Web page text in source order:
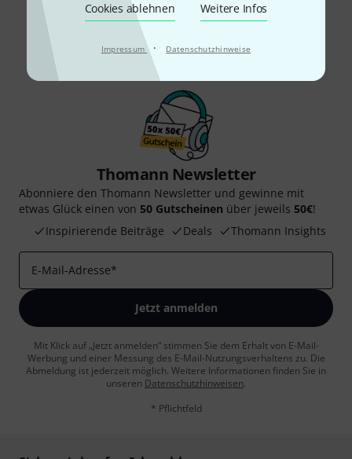
Cookies ablehnen Weitere Infos
Impressum · Datenschutzhinweise
Teilen Hilfe & Feedback
Thomann Newsletter
Abonniere den Thomann Newsletter und gewinne mit
etwas Glück einen von 50 Gutscheinen über jeweils 50€!
Inspirierende Beiträge
Deals Thomann Insights
E-Mail-Adresse*
Jetzt anmelden
Mit Klick auf „Jetzt anmelden“ stimmen Sie dem Erhalt von E-Mail-
Werbung und einer Messung des E-Mail-Nutzungsverhaltens zu. Die
Abmeldung ist jederzeit möglich. Weitere Informationen finden Sie in
unseren Datenschutzhinweisen.
* Pflichtfeld